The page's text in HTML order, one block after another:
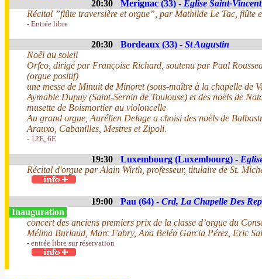
20:30
Merignac (33) - Eglise Saint-Vincent
Récital ”flûte traversière et orgue”, par Mathilde Le Tac, flûte
- Entrée libre
20:30 Bordeaux (33) - St Augustin
Noêl au soleil
Orfeo, dirigé par Françoise Richard, soutenu par Paul
(orgue positif)
une messe de Minuit de Minoret (sous-maître à la chapelle de
Aymable Dupuy (Saint-Sernin de Toulouse) et des noëls de
musette de Boismortier au violoncelle
Au grand orgue, Aurélien Delage a choisi des noëls de
Arauxo, Cabanilles, Mestres et Zipoli.
- 12E, 6E
19:30 Luxembourg (Luxembourg) -
Récital d'orgue par Alain Wirth, professeur, titulaire de St.
19:00 Pau (64) - Crd, La Chapelle Des
Inauguration
concert des anciens premiers prix de la classe d’orgue du
Mélina Burlaud, Marc Fabry, Ana Belén Garcia Pérez, Eric
- entrée libre sur réservation